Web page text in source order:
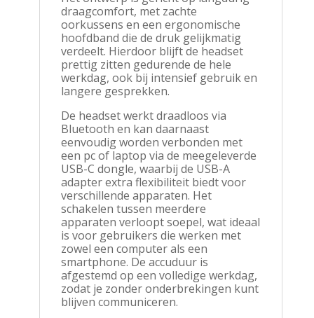
draagcomfort, met zachte
oorkussens en een ergonomische
hoofdband die de druk gelijkmatig
verdeelt. Hierdoor blijft de headset
prettig zitten gedurende de hele
werkdag, ook bij intensief gebruik en
langere gesprekken.
De headset werkt draadloos via
Bluetooth en kan daarnaast
eenvoudig worden verbonden met
een pc of laptop via de meegeleverde
USB-C dongle, waarbij de USB-A
adapter extra flexibiliteit biedt voor
verschillende apparaten. Het
schakelen tussen meerdere
apparaten verloopt soepel, wat ideaal
is voor gebruikers die werken met
zowel een computer als een
smartphone. De accuduur is
afgestemd op een volledige werkdag,
zodat je zonder onderbrekingen kunt
blijven communiceren.